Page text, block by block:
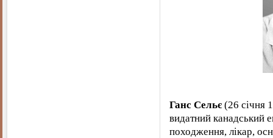
Ганс Сельє(26 січня
видатний канадський
походження, лікар,